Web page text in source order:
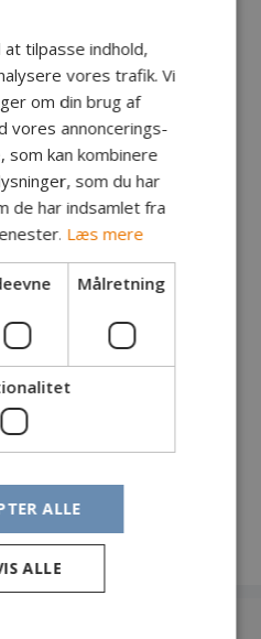
Wasser, tak Bornholm -
tilpasse indhold,
vores trafik. Vi
om din brug af
vores annoncerings-
som kan kombinere
som du har
de har indsamlet fra
Læs mere
Målretning
ALLE
ALLE